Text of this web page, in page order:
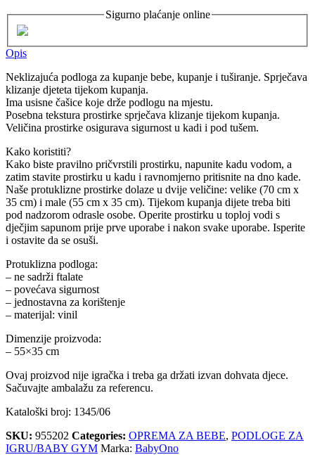
Sigurno plaćanje online
Opis
Neklizajuća podloga za kupanje bebe, kupanje i tuširanje. Sprječava
klizanje djeteta tijekom kupanja.
Ima usisne čašice koje drže podlogu na mjestu.
Posebna tekstura prostirke sprječava klizanje tijekom kupanja.
Veličina prostirke osigurava sigurnost u kadi i pod tušem.
Kako koristiti?
Kako biste pravilno pričvrstili prostirku, napunite kadu vodom, a
zatim stavite prostirku u kadu i ravnomjerno pritisnite na dno kade.
Naše protuklizne prostirke dolaze u dvije veličine: velike (70 cm x
35 cm) i male (55 cm x 35 cm). Tijekom kupanja dijete treba biti
pod nadzorom odrasle osobe. Operite prostirku u toploj vodi s
dječjim sapunom prije prve uporabe i nakon svake uporabe. Isperite
i ostavite da se osuši.
Protuklizna podloga:
– ne sadrži ftalate
– povećava sigurnost
– jednostavna za korištenje
– materijal: vinil
Dimenzije proizvoda:
– 55×35 cm
Ovaj proizvod nije igračka i treba ga držati izvan dohvata djece.
Sačuvajte ambalažu za referencu.
Kataloški broj: 1345/06
SKU: 955202 Categories: OPREMA ZA BEBE, PODLOGE ZA
IGRU/BABY GYM Marka: BabyOno